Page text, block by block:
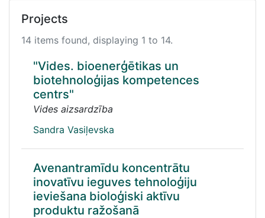
Projects
14 items found, displaying 1 to 14.
"Vides. bioenerģētikas un
biotehnoloģijas kompetences
centrs"
Vides aizsardzība
Sandra Vasiļevska
Avenantramīdu koncentrātu
inovatīvu ieguves tehnoloģiju
ieviešana bioloģiski aktīvu
produktu ražošanā